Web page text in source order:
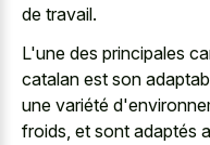
de travail.
L'une des principales
catalan est son
une variété
froids, et sont adaptés